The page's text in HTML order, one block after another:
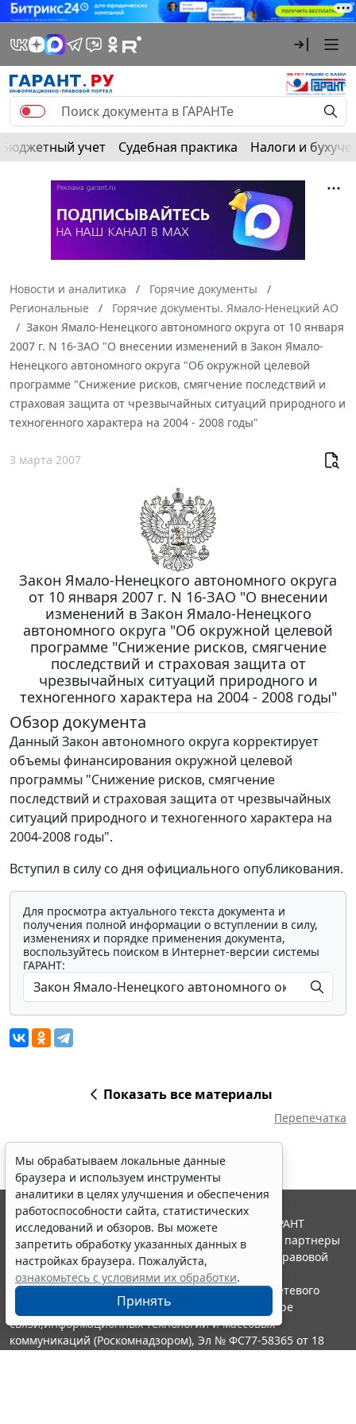
Бюджетный учет Судебная практика Налоги и
Новости и аналитика
Горячие документы
Региональные
Горячие документы. Ямало-Ненецкий АО
Закон Ямало-Ненецкого автономного округа от 10 января
2007 г. N 16-ЗАО "О внесении изменений в Закон Ямало-
Ненецкого автономного округа "Об окружной целевой
программе "Снижение рисков, смягчение последствий и
страховая защита от чрезвычайных ситуаций природного и
техногенного характера на 2004 - 2008 годы"
3 марта 2007
Закон Ямало-Ненецкого автономного округа
от 10 января 2007 г. N 16-ЗАО "О внесении
изменений в Закон Ямало-Ненецкого
автономного округа "Об окружной целевой
программе "Снижение рисков, смягчение
последствий и страховая защита от
чрезвычайных ситуаций природного и
техногенного характера на 2004 - 2008 годы"
Обзор документа
Данный Закон автономного округа корректирует
объемы финансирования окружной целевой
программы "Снижение рисков, смягчение
последствий и страховая защита от чрезвычайных
ситуаций природного и техногенного характера на
2004-2008 годы".
Вступил в силу со дня официального опубликования.
Для просмотра актуального текста документа и
получения полной информации о вступлении в силу,
изменениях и порядке применения документа,
воспользуйтесь поиском в Интернет-версии системы
ГАРАНТ:
Показать все материалы
Перепечатка
Мы обрабатываем локальные данные
браузера и используем инструменты
аналитики в целях улучшения и обеспечения
работоспособности сайта, статистических
исследований и обзоров. Вы можете
запретить обработку указанных данных в
настройках браузера. Пожалуйста,
ознакомьтесь с условиями их обработки.
Принять
© ООО "НПП "ГАРАНТ-СЕРВИС", 2026. Система ГАРАНТ
выпускается с 1990 года. Компания "Гарант" и ее партнеры
являются участниками Российской ассоциации правовой
информации ГАРАНТ.
Портал ГАРАНТ.РУ зарегистрирован в качестве сетевого
издания Федеральной службой по надзору в сфере
связи,информационных технологий и массовых
коммуникаций (Роскомнадзором), Эл № ФС77-58365 от 18